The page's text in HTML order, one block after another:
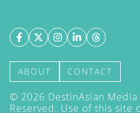
ABOUT CONTACT
© 2026 DestinAsian
Reserved. Use of this site